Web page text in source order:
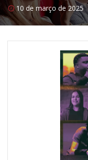
10 de março de 2025